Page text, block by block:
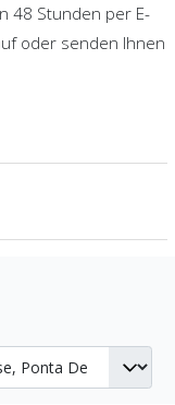
48 Stunden per E-
oder senden Ihnen